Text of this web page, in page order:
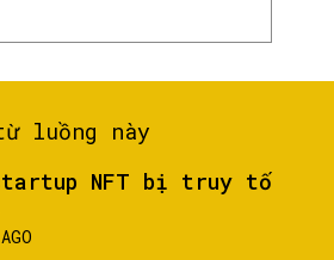
luồng này
NFT bị truy tố